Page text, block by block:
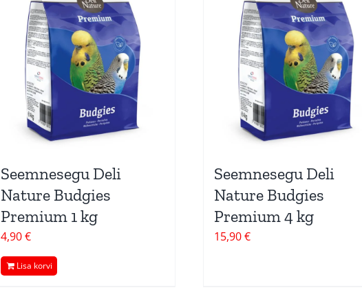
Seemnesegu Deli
Nature Budgies
Premium 1 kg
4,90€
Lisa korvi
Seemnesegu Deli
Nature Budgies
Premium 4 kg
15,90€